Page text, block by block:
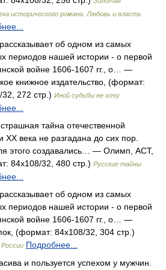
исторического романа. Любовь и власть
об одном из самых
периодов нашей истории - о первой
войне 1606-1607 гг., о… —
книжное издательство, (формат:
272 стр.) Иной судьбы не хочу
тайна отечественной
XX века не разгадана до сих пор.
этого создавались… — Олимп, АСТ,
84x108/32, 480 стр.) Русские тайны
об одном из самых
периодов нашей истории - о первой
войне 1606-1607 гг., о… —
(формат: 84x108/32, 304 стр.)
Подробнее...
и пользуется успехом у мужчин.